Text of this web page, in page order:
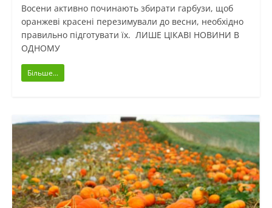
Восени активно починають збирати гарбузи, щоб
оранжеві красені перезимували до весни, необхідно
правильно підготувати їх. ЛИШЕ ЦІКАВІ НОВИНИ В
ОДНОМУ
Більше...